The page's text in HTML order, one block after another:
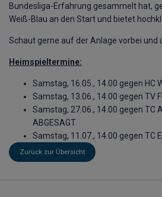
Zurück zur Übersicht
Bundesliga-Erfahrung gesammelt hat,
Weiß-Blau an den Start und bietet
Schaut gerne auf der Anlage vorbei und
Heimspieltermine:
Samstag, 16.05., 14.00 gegen HC
Samstag, 13.06., 14.00 gegen TV
Samstag, 27.06., 14.00 gegen TC
ABGESAGT
Samstag, 11.07., 14.00 gegen TC